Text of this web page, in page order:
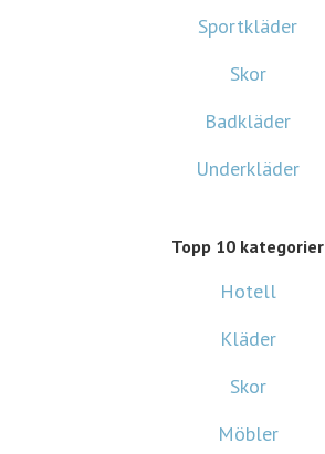
Sportkläder
Skor
Badkläder
Underkläder
Topp 10 kategorier
Hotell
Kläder
Skor
Möbler